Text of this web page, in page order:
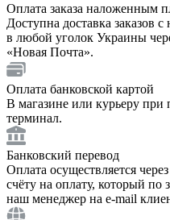
Оплата заказа наложенным
Доступна доставка заказов
в любой уголок Украины
«Новая Почта».
Оплата банковской картой
В магазине или курьеру при
терминал.
Банковский перевод
Оплата осуществляется
счёту на оплату, который по
наш менеджер на e-mail